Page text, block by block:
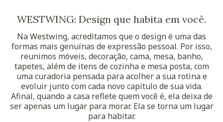
WESTWING: Design que habita em você.
Na Westwing, acreditamos que o design é uma das
formas mais genuínas de expressão pessoal. Por isso,
reunimos móveis, decoração, cama, mesa, banho,
tapetes, além de itens de cozinha e mesa posta, com
uma curadoria pensada para acolher a sua rotina e
evoluir junto com cada novo capítulo de sua vida.
Afinal, quando a casa reflete quem você é, ela deixa de
ser apenas um lugar para morar. Ela se torna um lugar
para habitar.